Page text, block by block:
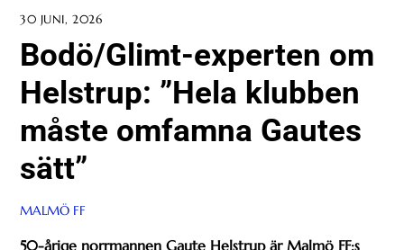
30 JUNI, 2026
Bodö/Glimt-experten om
Helstrup: ”Hela klubben
måste omfamna Gautes
sätt”
MALMÖ FF
50-årige norrmannen Gaute Helstrup är Malmö FF:s